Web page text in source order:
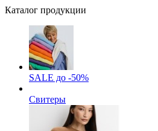
Каталог продукции
SALE до -50%
Свитеры